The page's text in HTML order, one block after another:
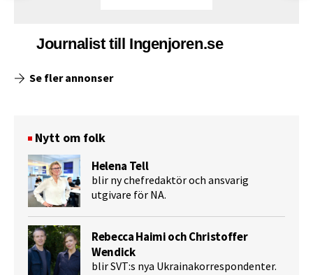
Journalist till Ingenjoren.se
Se fler annonser
Nytt om folk
Helena Tell
blir ny chefredaktör och ansvarig
utgivare för NA.
Rebecca Haimi och Christoffer
Wendick
blir SVT:s nya Ukrainakorrespondenter.